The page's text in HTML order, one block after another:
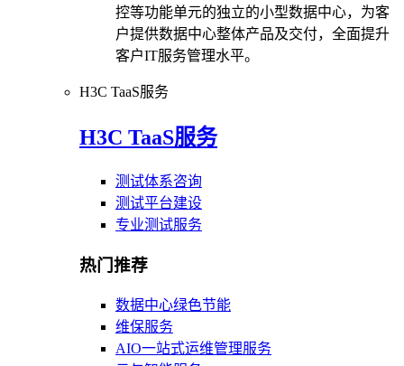
控等功能单元的独立的小型数据中心，为客
户提供数据中心整体产品及交付，全面提升
客户IT服务管理水平。
H3C TaaS服务
H3C TaaS服务
测试体系咨询
测试平台建设
专业测试服务
热门推荐
数据中心绿色节能
维保服务
AIO一站式运维管理服务